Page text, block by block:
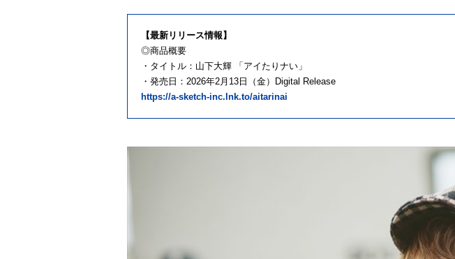
【最新リリース情報】
◎商品概要
・タイトル：山下大輝 「アイたりナい」
・発売日：2026年2月13日（金）Digital Release
https://a-sketch-inc.lnk.to/aitarinai